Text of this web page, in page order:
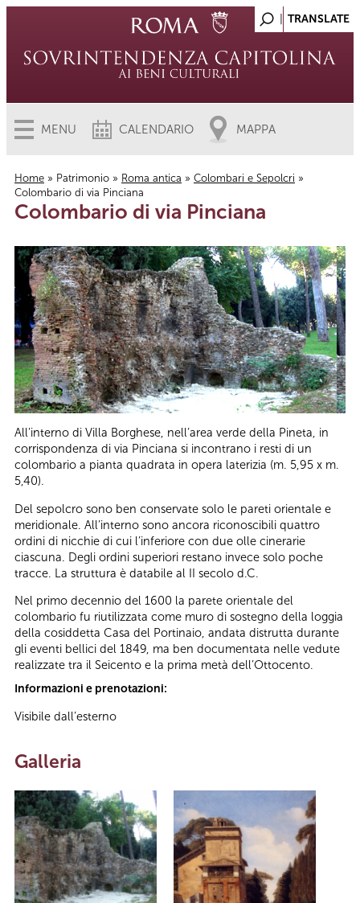
MENU CALENDARIO MAPPA
Tu sei qui
Home » Patrimonio » Roma antica » Colombari e Sepolcri »
Colombario di via Pinciana
Colombario di via Pinciana
All’interno di Villa Borghese, nell’area verde della Pineta, in
corrispondenza di via Pinciana si incontrano i resti di un
colombario a pianta quadrata in opera laterizia (m. 5,95 x m.
5,40).
Del sepolcro sono ben conservate solo le pareti orientale e
meridionale. All’interno sono ancora riconoscibili quattro
ordini di nicchie di cui l’inferiore con due olle cinerarie
ciascuna. Degli ordini superiori restano invece solo poche
tracce. La struttura è databile al II secolo d.C.
Nel primo decennio del 1600 la parete orientale del
colombario fu riutilizzata come muro di sostegno della loggia
della cosiddetta Casa del Portinaio, andata distrutta durante
gli eventi bellici del 1849, ma ben documentata nelle vedute
realizzate tra il Seicento e la prima metà dell’Ottocento.
Informazioni e prenotazioni:
Visibile dall’esterno
Galleria